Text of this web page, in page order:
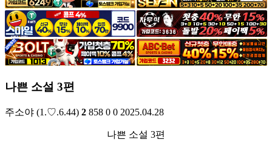
나쁜 소설 3편
주소야 (1.♡.6.44) 2 858 0 0 2025.04.28
나쁜 소설 3편